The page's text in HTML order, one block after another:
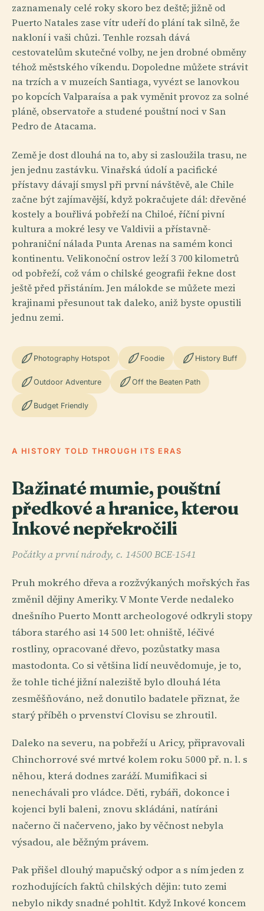
zaznamenaly celé roky skoro bez deště; jižně od
Puerto Natales zase vítr udeří do plání tak silně, že
nakloní i vaši chůzi. Tenhle rozsah dává
cestovatelům skutečné volby, ne jen drobné obměny
téhož městského víkendu. Dopoledne můžete strávit
na trzích a v muzeích Santiaga, vyvézt se lanovkou
po kopcích Valparaísa a pak vyměnit provoz za solné
pláně, observatoře a studené pouštní noci v San
Pedro de Atacama.
Země je dost dlouhá na to, aby si zasloužila trasu, ne
jen jednu zastávku. Vinařská údolí a pacifické
přístavy dávají smysl při první návštěvě, ale Chile
začne být zajímavější, když pokračujete dál: dřevěné
kostely a bouřlivá pobřeží na Chiloé, říční pivní
kultura a mokré lesy ve Valdivii a přístavně-
pohraniční nálada Punta Arenas na samém konci
kontinentu. Velikonoční ostrov leží 3 700 kilometrů
od pobřeží, což vám o chilské geografii řekne dost
ještě před přistáním. Jen málokde se můžete mezi
krajinami přesunout tak daleko, aniž byste opustili
jednu zemi.
Photography Hotspot Foodie History Buff
Outdoor Adventure Off the Beaten Path
Budget Friendly
A HISTORY TOLD THROUGH ITS ERAS
Bažinaté mumie, pouštní
předkové a hranice, kterou
Inkové nepřekročili
Počátky a první národy, c. 14500 BCE-1541
Pruh mokrého dřeva a rozžvýkaných mořských řas
změnil dějiny Ameriky. V Monte Verde nedaleko
dnešního Puerto Montt archeologové odkryli stopy
tábora starého asi 14 500 let: ohniště, léčivé
rostliny, opracované dřevo, pozůstatky masa
mastodonta. Co si většina lidí neuvědomuje, je to,
že tohle tiché jižní naleziště bylo dlouhá léta
zesměšňováno, než donutilo badatele přiznat, že
starý příběh o prvenství Clovisu se zhroutil.
Daleko na severu, na pobřeží u Aricy, připravovali
Chinchorrové své mrtvé kolem roku 5000 př. n. l. s
něhou, která dodnes zaráží. Mumifikaci si
nenechávali pro vládce. Děti, rybáři, dokonce i
kojenci byli baleni, znovu skládáni, natíráni
načerno či načerveno, jako by věčnost nebyla
výsadou, ale běžným právem.
Pak přišel dlouhý mapučský odpor a s ním jeden z
rozhodujících faktů chilských dějin: tuto zemi
nebylo nikdy snadné pohltit. Když Inkové koncem